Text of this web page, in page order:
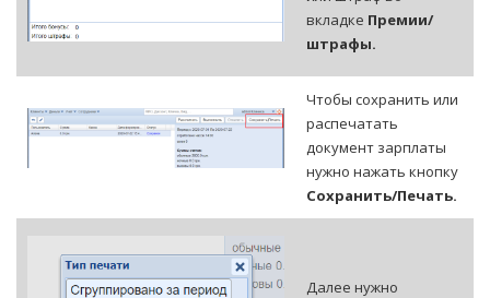
вкладке Премии/
штрафы.
Чтобы сохранить или
распечатать
документ зарплаты
нужно нажать кнопку
Сохранить/Печать.
Далее нужно